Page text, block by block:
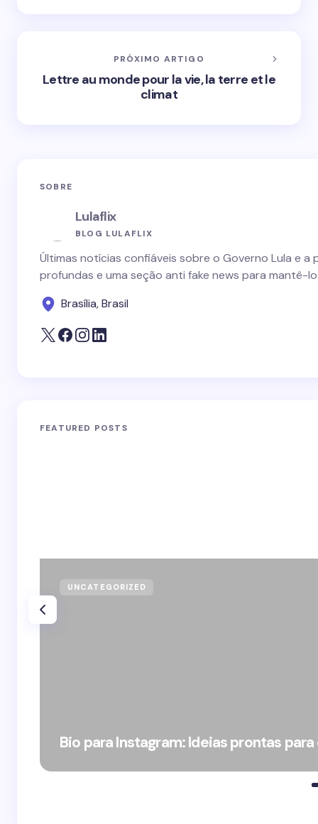
PRÓXIMO ARTIGO
Lettre au monde pour la vie, la terre et le
climat
SOBRE
Lulaflix
BLOG LULAFLIX
Últimas notícias confiáveis sobre o Governo Lula e
profundas e uma seção anti fake news para mantê-
Brasília, Brasil
FEATURED POSTS
UNCATEGORIZED
Bio para Instagram: Ideias prontas